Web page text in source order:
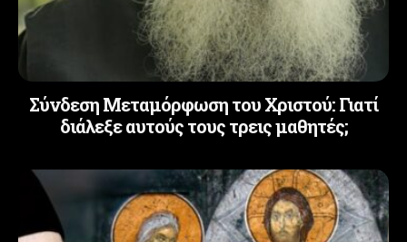
Σύνδεση Μεταμόρφωση του Χριστού: Γιατί
διάλεξε αυτούς τους τρεις μαθητές;